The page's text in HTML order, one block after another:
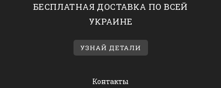
БЕСПЛАТНАЯ ДОСТАВКА ПО ВСЕЙ
УКРАИНЕ
УЗНАЙ ДЕТАЛИ
Контакты